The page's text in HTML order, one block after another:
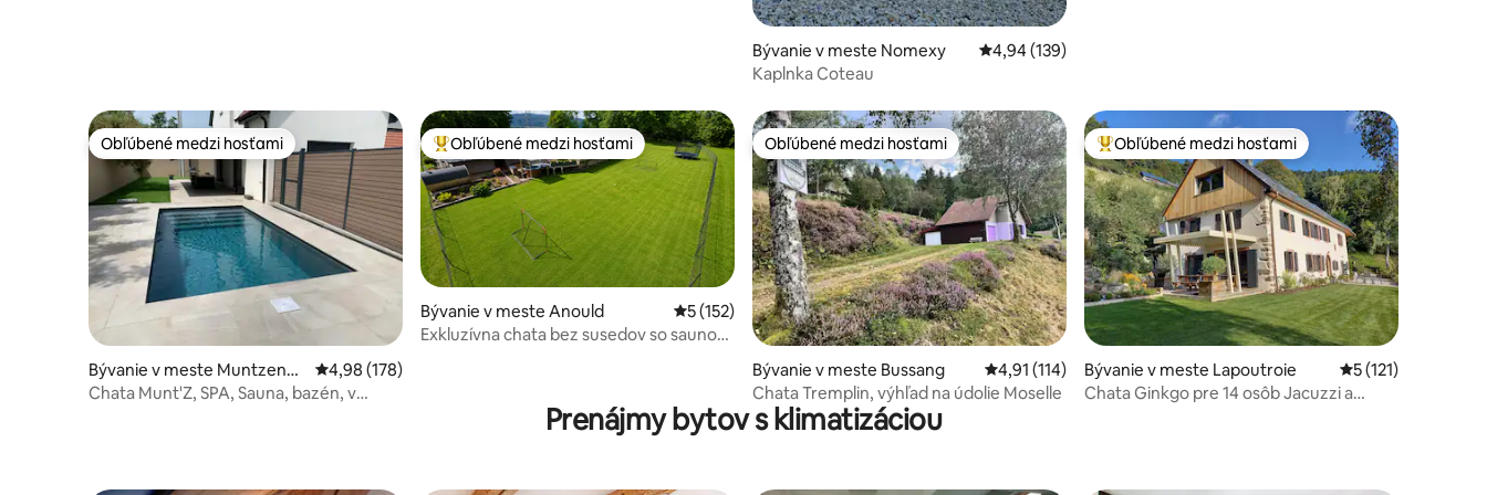
Bývanie v meste Nomexy Priemerné ohodnotenie 4,94 z 5, počet hodnotení: 139
4,94 (139)
Kaplnka Coteau
Obľúbené medzi hosťami
Obľúbené medzi hosťami
Bývanie v meste Muntzenhe
im
Priemerné ohodnotenie 4,98 z 5, počet hodnotení: 178
4,98 (178)
Chata Munt'Z, SPA, Sauna, bazén, v
Najobľúbenejšie medzi hosťami
Obľúbené medzi hosťami
Bývanie v meste Anould Priemerné ohodnotenie 5 z 5, počet hodnotení: 152
5 (152)
Exkluzívna chata bez susedov so saunou
Obľúbené medzi hosťami
Obľúbené medzi hosťami
Bývanie v meste Bussang Priemerné ohodnotenie 4,91 z 5, počet hodnotení: 114
4,91 (114)
Chata Tremplin, výhľad na údolie Moselle
Najobľúbenejšie medzi hosťami
Obľúbené medzi hosťami
Bývanie v meste Lapoutroie Priemerné
5 (121)
Chata Ginkgo pre 14 osôb Jacuzzi a
Prenájmy bytov s klimatizáciou